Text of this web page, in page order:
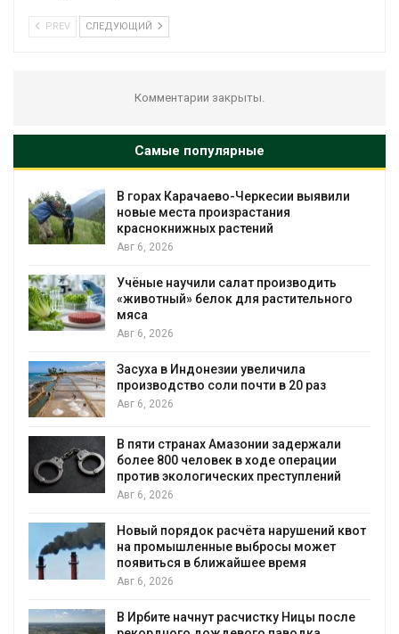
PREV СЛЕДУЮЩИЙ
Комментарии закрыты.
Самые популярные
В горах Карачаево-Черкесии выявили
новые места произрастания
краснокнижных растений
Авг 6, 2026
Учёные научили салат производить
«животный» белок для растительного
мяса
Авг 6, 2026
Засуха в Индонезии увеличила
производство соли почти в 20 раз
Авг 6, 2026
В пяти странах Амазонии задержали
более 800 человек в ходе операции
против экологических преступлений
Авг 6, 2026
Новый порядок расчёта нарушений квот
на промышленные выбросы может
появиться в ближайшее время
Авг 6, 2026
В Ирбите начнут расчистку Ницы после